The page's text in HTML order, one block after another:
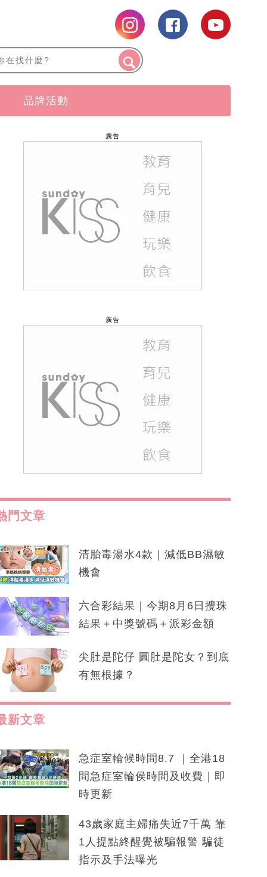
品牌活動
廣告
廣告
門文章
清胎毒湯水4款｜減低BB濕敏
機會
六合彩結果｜今期8月6日攪珠
結果＋中獎號碼＋派彩金額
尖肚是陀仔 圓肚是陀女？到底
有無根據？
新文章
急症室輪候時間8.7 ｜全港18
間急症室輪侯時間及收費｜即
時更新
43歲家庭主婦痛失近7千萬 靠
1人提點終醒覺被騙報警 騙徒
指示及手法曝光